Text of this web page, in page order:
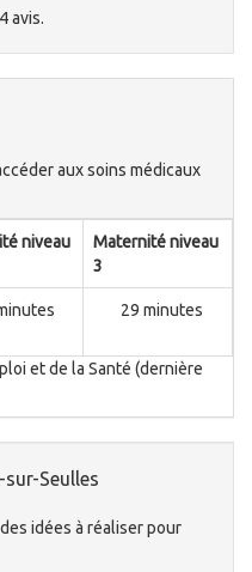
4avis.
aux soins médicaux
niveau
Maternité niveau
3
29 minutes
et de la Santé (dernière
Seulles
idées à réaliser pour